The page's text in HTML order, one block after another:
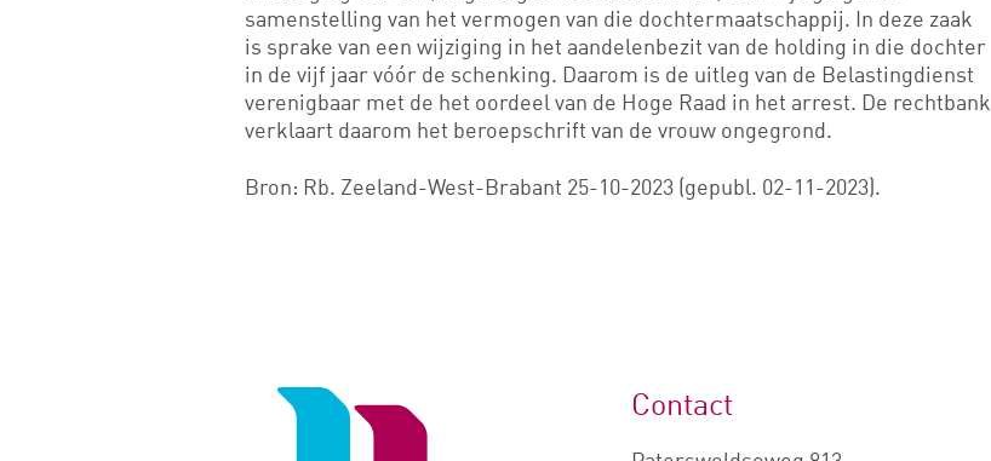
samenstelling van het vermogen van die dochtermaatschappij. In deze zaak
is sprake van een wijziging in het aandelenbezit van de holding in die dochter
in de vijf jaar vóór de schenking. Daarom is de uitleg van de Belastingdienst
verenigbaar met de het oordeel van de Hoge Raad in het arrest. De rechtbank
verklaart daarom het beroepschrift van de vrouw ongegrond.
Bron: Rb. Zeeland-West-Brabant 25-10-2023 (gepubl. 02-11-2023).
Logo
Contact